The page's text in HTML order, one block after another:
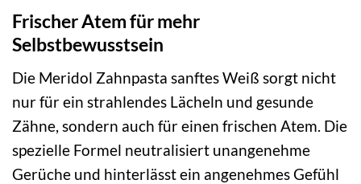
Frischer Atem für mehr
Selbstbewusstsein
Die Meridol Zahnpasta sanftes Weiß sorgt nicht
nur für ein strahlendes Lächeln und gesunde
Zähne, sondern auch für einen frischen Atem. Die
spezielle Formel neutralisiert unangenehme
Gerüche und hinterlässt ein angenehmes Gefühl